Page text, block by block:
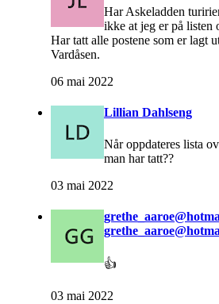
Har Askeladden
ikke at jeg er på listen
Har tatt alle postene som er lagt
Vardåsen.
06 mai 2022
Lillian Dahlseng
Når oppdateres lista
man har tatt??
03 mai 2022
👍
03 mai 2022